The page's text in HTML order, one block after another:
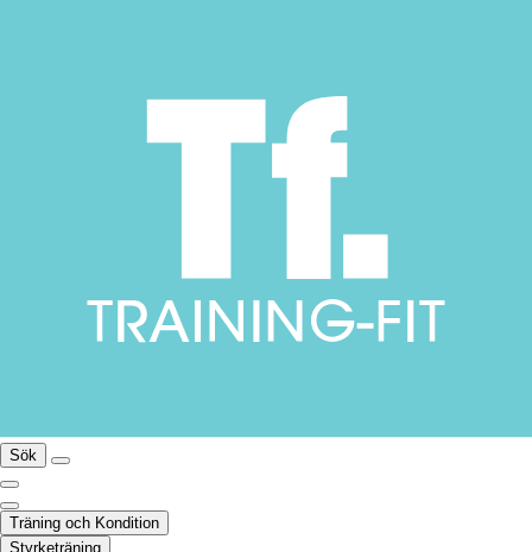
Sök
Träning och Kondition
Styrketräning